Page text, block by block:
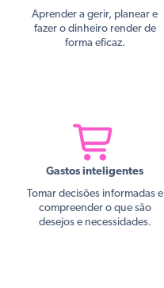
Aprender a gerir, planear e
fazer o dinheiro render de
forma eficaz.
Gastos inteligentes
Tomar decisões informadas e
compreender o que são
desejos e necessidades.